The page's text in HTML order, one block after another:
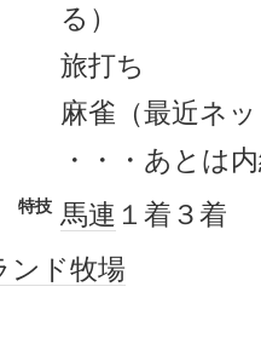
る）
旅打ち
麻雀（最近ネ
・・・あとは
特技 馬連 １着３着
ンド牧場